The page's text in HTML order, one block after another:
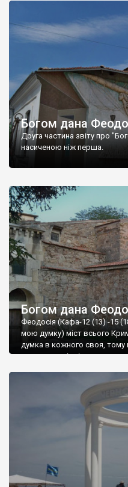
Богом дана
Друга частина звіту про
насиченою ніж перша.
Богом дана
Феодосія (Кафа-12 (13) -15
мою думку) міст всього
думка в кожного своя, тому
запрошую відвідати це